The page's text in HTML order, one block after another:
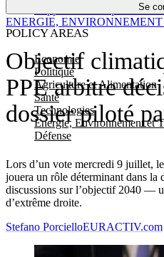
Se
POLICY AREAS
Economie
Politique
Agriculture et Alimentation
Santé
Technologies
Energie, Environnement et
Défense
Objectif
PPE arbitre
dossier piloté
Lors d’un vote mercredi 9 juillet,
jouera un rôle déterminant dans la
discussions sur l’objectif 2040 —
d’extrême droite.
ENERGIE,
Stefano PorcielloEURACTIV.com